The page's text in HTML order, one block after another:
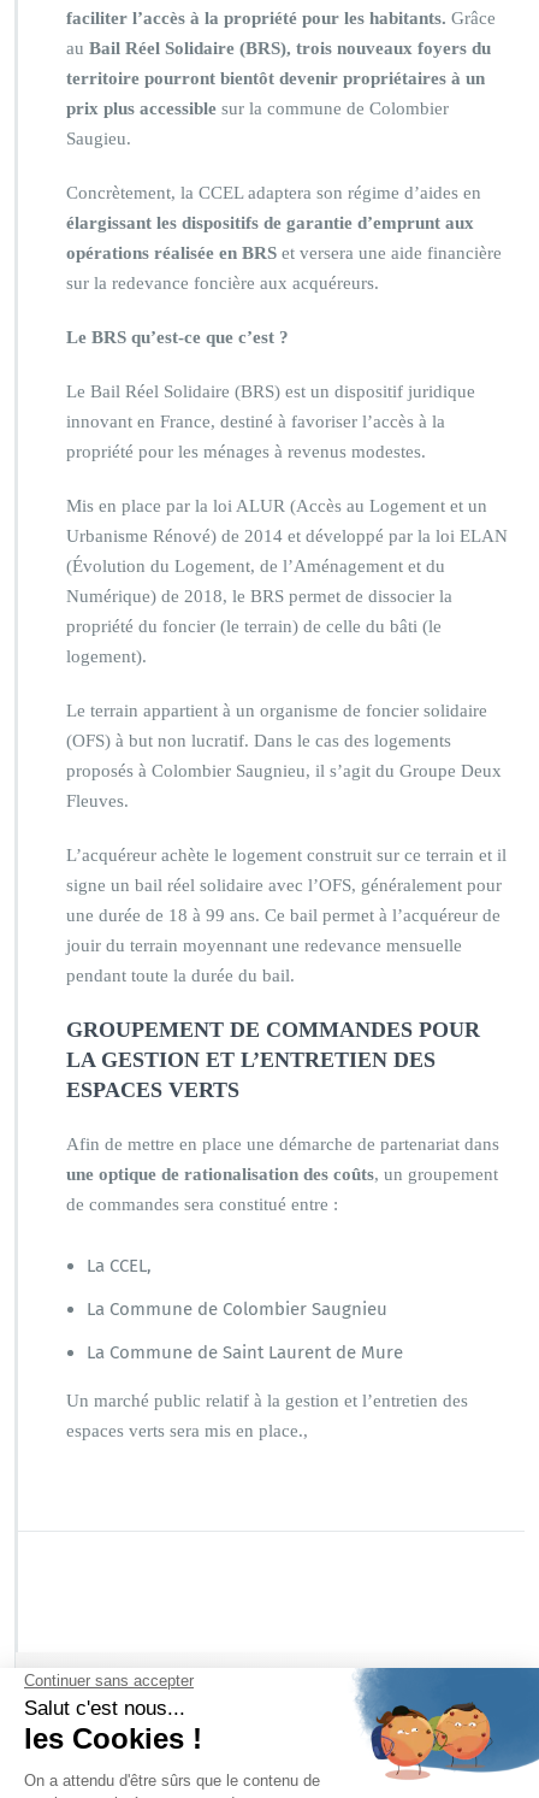
faciliter l’accès à la propriété pour les habitants. Grâce
au Bail Réel Solidaire (BRS), trois nouveaux foyers du
territoire pourront bientôt devenir propriétaires à un
prix plus accessible sur la commune de Colombier
Saugieu.
Concrètement, la CCEL adaptera son régime d’aides en
élargissant les dispositifs de garantie d’emprunt aux
opérations réalisée en BRS et versera une aide financière
sur la redevance foncière aux acquéreurs.
Le BRS qu’est-ce que c’est ?
Le Bail Réel Solidaire (BRS) est un dispositif juridique
innovant en France, destiné à favoriser l’accès à la
propriété pour les ménages à revenus modestes.
Mis en place par la loi ALUR (Accès au Logement et un
Urbanisme Rénové) de 2014 et développé par la loi ELAN
(Évolution du Logement, de l’Aménagement et du
Numérique) de 2018, le BRS permet de dissocier la
propriété du foncier (le terrain) de celle du bâti (le
logement).
Le terrain appartient à un organisme de foncier solidaire
(OFS) à but non lucratif. Dans le cas des logements
proposés à Colombier Saugnieu, il s’agit du Groupe Deux
Fleuves.
L’acquéreur achète le logement construit sur ce terrain et il
signe un bail réel solidaire avec l’OFS, généralement pour
une durée de 18 à 99 ans. Ce bail permet à l’acquéreur de
jouir du terrain moyennant une redevance mensuelle
pendant toute la durée du bail.
GROUPEMENT DE COMMANDES POUR
LA GESTION ET L’ENTRETIEN DES
ESPACES VERTS
Afin de mettre en place une démarche de partenariat dans
une optique de rationalisation des coûts, un groupement
de commandes sera constitué entre :
La CCEL,
La Commune de Colombier Saugnieu
La Commune de Saint Laurent de Mure
Un marché public relatif à la gestion et l’entretien des
espaces verts sera mis en place.,